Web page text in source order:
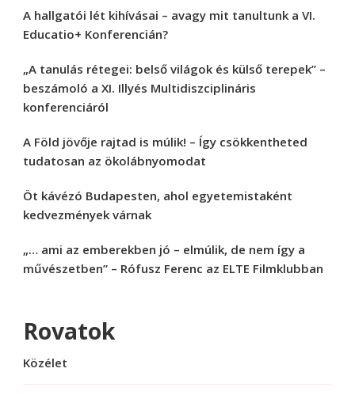
A hallgatói lét kihívásai – avagy mit tanultunk a VI.
Educatio+ Konferencián?
„A tanulás rétegei: belső világok és külső terepek” –
beszámoló a XI. Illyés Multidiszciplináris
konferenciáról
A Föld jövője rajtad is múlik! – Így csökkentheted
tudatosan az ökolábnyomodat
Öt kávézó Budapesten, ahol egyetemistaként
kedvezmények várnak
„… ami az emberekben jó – elmúlik, de nem így a
művészetben” – Rófusz Ferenc az ELTE Filmklubban
Rovatok
Közélet